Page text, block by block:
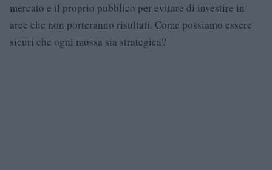
mercato e il proprio pubblico per evitare di investire in
aree che non porteranno risultati. Come possiamo essere
sicuri che ogni mossa sia strategica?